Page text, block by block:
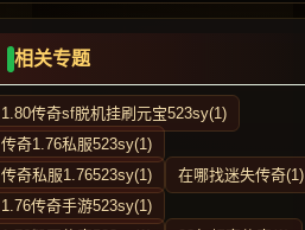
相关专题
1.80传奇sf脱机挂刷元宝523sy(1)
传奇1.76私服523sy(1)
传奇私服1.76523sy(1)
在哪找迷失传奇(1)
1.76传奇手游523sy(1)